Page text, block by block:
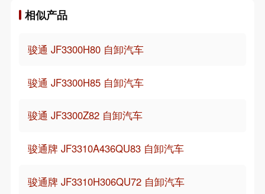
相似产品
骏通 JF3300H80 自卸汽车
骏通 JF3300H85 自卸汽车
骏通 JF3300Z82 自卸汽车
骏通牌 JF3310A436QU83 自卸汽车
骏通牌 JF3310H306QU72 自卸汽车